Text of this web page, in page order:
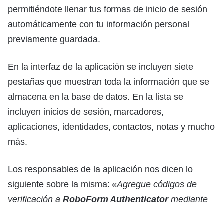
permitiéndote llenar tus formas de inicio de sesión
automáticamente con tu información personal
previamente guardada.
En la interfaz de la aplicación se incluyen siete
pestañas que muestran toda la información que se
almacena en la base de datos. En la lista se
incluyen inicios de sesión, marcadores,
aplicaciones, identidades, contactos, notas y mucho
más.
Los responsables de la aplicación nos dicen lo
siguiente sobre la misma: «Agregue códigos de
verificación a RoboForm Authenticatormediante